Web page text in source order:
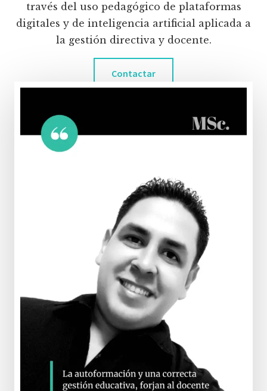
inteligencia
artificial.
través del uso pedagógico de plataformas
digitales y de inteligencia artificial aplicada a
la gestión directiva y docente.
Contactar